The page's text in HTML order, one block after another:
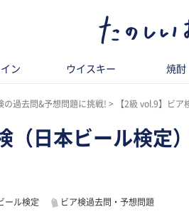
ン ウイスキー 焼酎
の過去問&予想問題に挑戦! 【2級 vol.9】ビア検（日本ビ
（日本ビール検定
ール検定 ビア検過去問・予想問題